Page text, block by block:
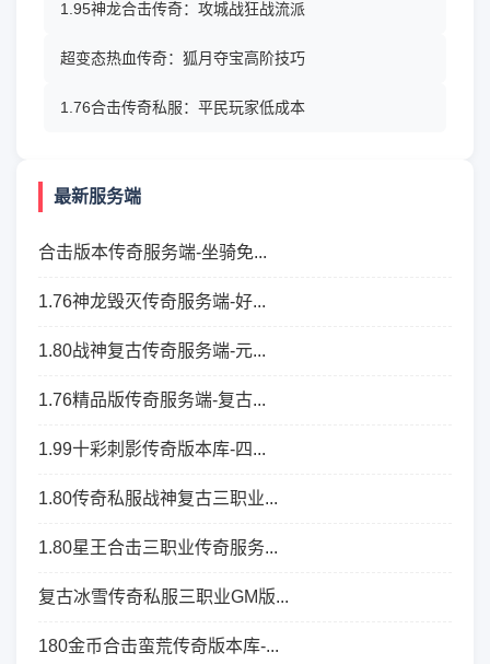
1.95神龙合击传奇：攻城战狂战流派
超变态热血传奇：狐月夺宝高阶技巧
1.76合击传奇私服：平民玩家低成本
最新服务端
合击版本传奇服务端-坐骑免...
1.76神龙毁灭传奇服务端-好...
1.80战神复古传奇服务端-元...
1.76精品版传奇服务端-复古...
1.99十彩刺影传奇版本库-四...
1.80传奇私服战神复古三职业...
1.80星王合击三职业传奇服务...
复古冰雪传奇私服三职业GM版...
180金币合击蛮荒传奇版本库-...